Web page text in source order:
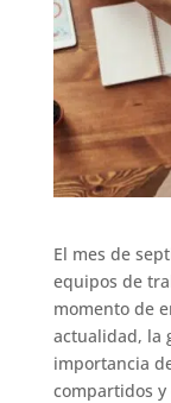
El mes de
equipos de
momento de
actualidad, la
importancia
compartidos